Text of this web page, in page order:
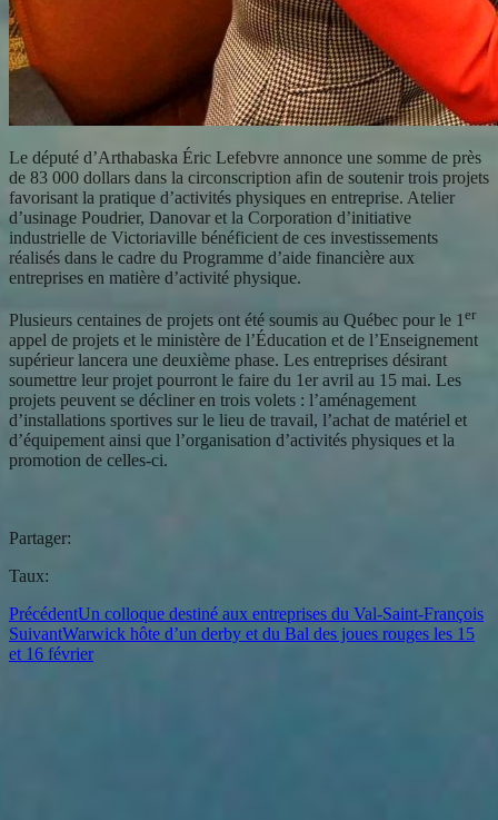
Le député d’Arthabaska Éric Lefebvre annonce une somme de près
de 83 000 dollars dans la circonscription afin de soutenir trois projets
favorisant la pratique d’activités physiques en entreprise. Atelier
d’usinage Poudrier, Danovar et la Corporation d’initiative
industrielle de Victoriaville bénéficient de ces investissements
réalisés dans le cadre du Programme d’aide financière aux
entreprises en matière d’activité physique.
Plusieurs centaines de projets ont été soumis au Québec pour le 1 er
appel de projets et le ministère de l’Éducation et de l’Enseignement
supérieur lancera une deuxième phase. Les entreprises désirant
soumettre leur projet pourront le faire du 1er avril au 15 mai. Les
projets peuvent se décliner en trois volets : l’aménagement
d’installations sportives sur le lieu de travail, l’achat de matériel et
d’équipement ainsi que l’organisation d’activités physiques et la
promotion de celles-ci.
Partager:
Taux:
PrécédentUn colloque destiné aux entreprises du Val-Saint-François
SuivantWarwick hôte d’un derby et du Bal des joues rouges les 15
et 16 février